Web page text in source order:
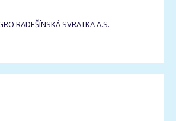
RADEŠÍNSKÁ SVRATKA A.S.